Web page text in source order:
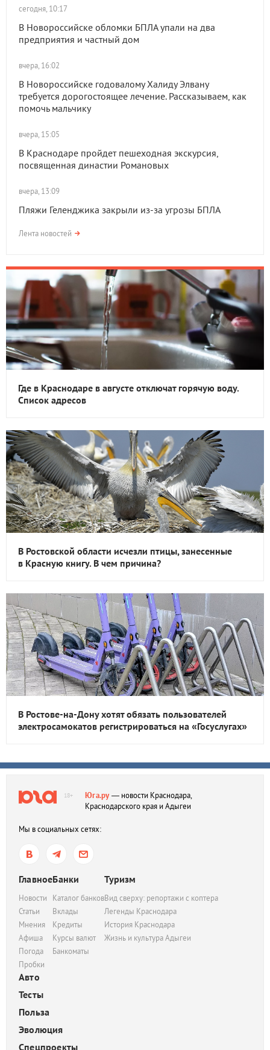
сегодня, 10:17
В Новороссийске обломки БПЛА упали на два
предприятия и частный дом
вчера, 16:02
В Новороссийске годовалому Халиду Элвану
требуется дорогостоящее лечение. Рассказываем, как
помочь мальчику
вчера, 15:05
В Краснодаре пройдет пешеходная экскурсия,
посвященная династии Романовых
вчера, 13:09
Пляжи Геленджика закрыли из-за угрозы БПЛА
Лента новостей
Где в Краснодаре в августе отключат горячую воду.
Список адресов
В Ростовской области исчезли птицы, занесенные
в Красную книгу. В чем причина?
В Ростове-на-Дону хотят обязать пользователей
электросамокатов регистрироваться на «Госуслугах»
18+ Юга.ру— новости Краснодара,
Краснодарского края и Адыгеи
Мы в социальных сетях:
Главное
Новости
Статьи
Мнения
Афиша
Погода
Пробки
Банки
Каталог банков
Вклады
Кредиты
Курсы валют
Банкоматы
Туризм
Вид сверху: репортажи с коптера
Легенды Краснодара
История Краснодара
Жизнь и культура Адыгеи
Авто
Тесты
Польза
Эволюция
Спецпроекты